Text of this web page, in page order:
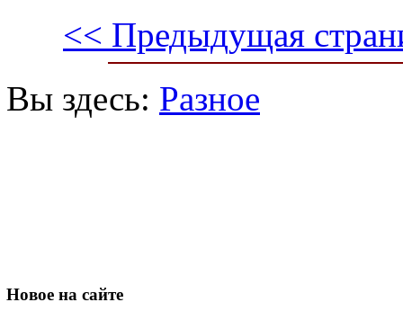
<< Предыдущая
Вы здесь: Разное
Новое на сайте